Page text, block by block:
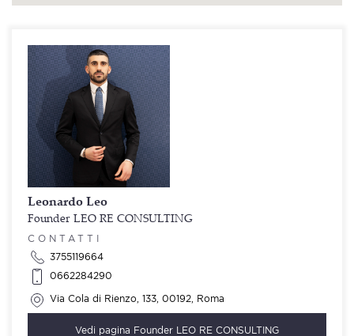
Leonardo Leo
Founder LEO RE CONSULTING
CONTATTI
3755119664
0662284290
Via Cola di Rienzo, 133, 00192, Roma
Vedi pagina Founder LEO RE CONSULTING